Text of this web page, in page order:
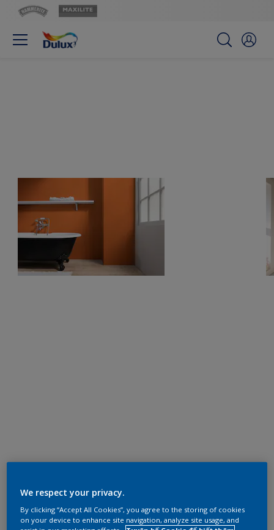
We respect your privacy.
By clicking “Accept All Cookies”, you agree to the storing of cookies
on your device to enhance site navigation, analyze site usage, and